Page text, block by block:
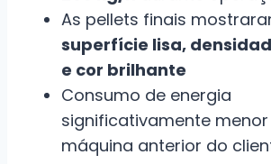
As pellets finais
superfície lisa,
e cor brilhante
Consumo de energia
significativamente
máquina anterior do